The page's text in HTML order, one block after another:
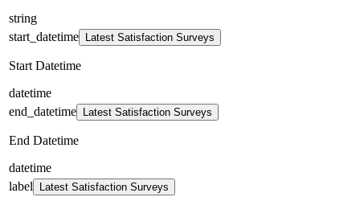
string
start_datetime
Latest Satisfaction Surveys
Start Datetime
datetime
end_datetime
Latest Satisfaction Surveys
End Datetime
datetime
label
Latest Satisfaction Surveys